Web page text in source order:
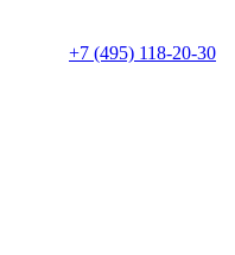
+7 (495) 118-20-30